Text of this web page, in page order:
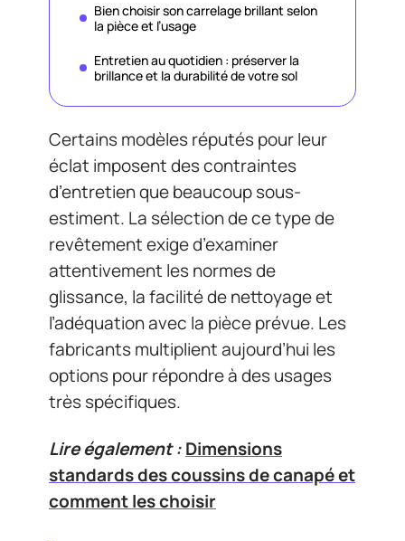
Bien choisir son carrelage brillant selon
la pièce et l’usage
Entretien au quotidien : préserver la
brillance et la durabilité de votre sol
Certains modèles réputés pour leur
éclat imposent des contraintes
d’entretien que beaucoup sous-
estiment. La sélection de ce type de
revêtement exige d’examiner
attentivement les normes de
glissance, la facilité de nettoyage et
l’adéquation avec la pièce prévue. Les
fabricants multiplient aujourd’hui les
options pour répondre à des usages
très spécifiques.
Lire également :Dimensions
standards des coussins de canapé et
comment les choisir